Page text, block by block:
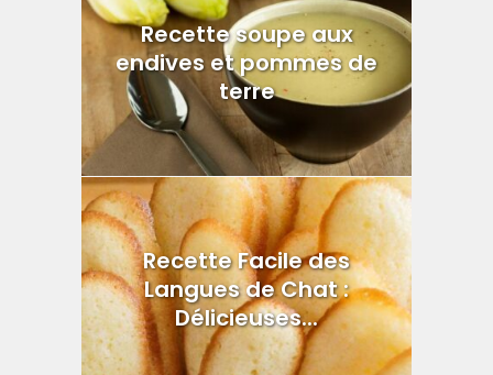
Recette soupe aux
endives et pommes de
terre
Recette Facile des
Langues de Chat :
Délicieuses...